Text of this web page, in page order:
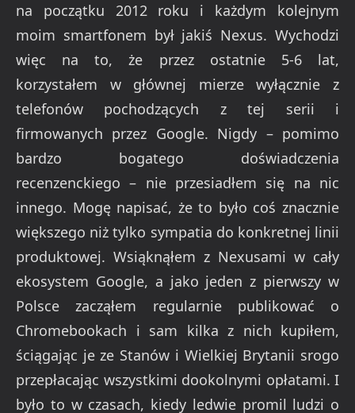
na początku 2012 roku i każdym kolejnym
moim smartfonem był jakiś Nexus. Wychodzi
więc na to, że przez ostatnie 5-6 lat,
korzystałem w głównej mierze wyłącznie z
telefonów pochodzących z tej serii i
firmowanych przez Google. Nigdy – pomimo
bardzo bogatego doświadczenia
recenzenckiego – nie przesiadłem się na nic
innego. Mogę napisać, że to było coś znacznie
większego niż tylko sympatia do konkretnej linii
produktowej. Wsiąknąłem z Nexusami w cały
ekosystem Google, a jako jeden z pierwszy w
Polsce zacząłem regularnie publikować o
Chromebookach i sam kilka z nich kupiłem,
ściągając je ze Stanów i Wielkiej Brytanii srogo
przepłacając wszystkimi dookolnymi opłatami. I
było to w czasach, kiedy ledwie promil ludzi o